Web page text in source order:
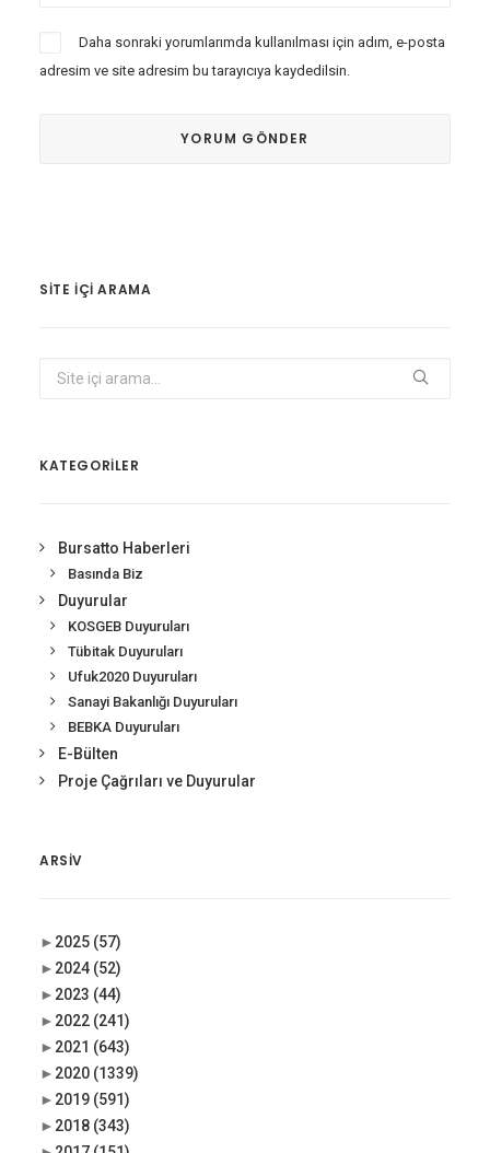
Daha sonraki yorumlarımda kullanılması için adım, e-posta
adresim ve site adresim bu tarayıcıya kaydedilsin.
SITE IÇI ARAMA
KATEGORİLER
Bursatto Haberleri
Basında Biz
Duyurular
KOSGEB Duyuruları
Tübitak Duyuruları
Ufuk2020 Duyuruları
Sanayi Bakanlığı Duyuruları
BEBKA Duyuruları
E-Bülten
Proje Çağrıları ve Duyurular
ARSIV
► 2025 (57)
► 2024 (52)
► 2023 (44)
► 2022 (241)
► 2021 (643)
► 2020 (1339)
► 2019 (591)
► 2018 (343)